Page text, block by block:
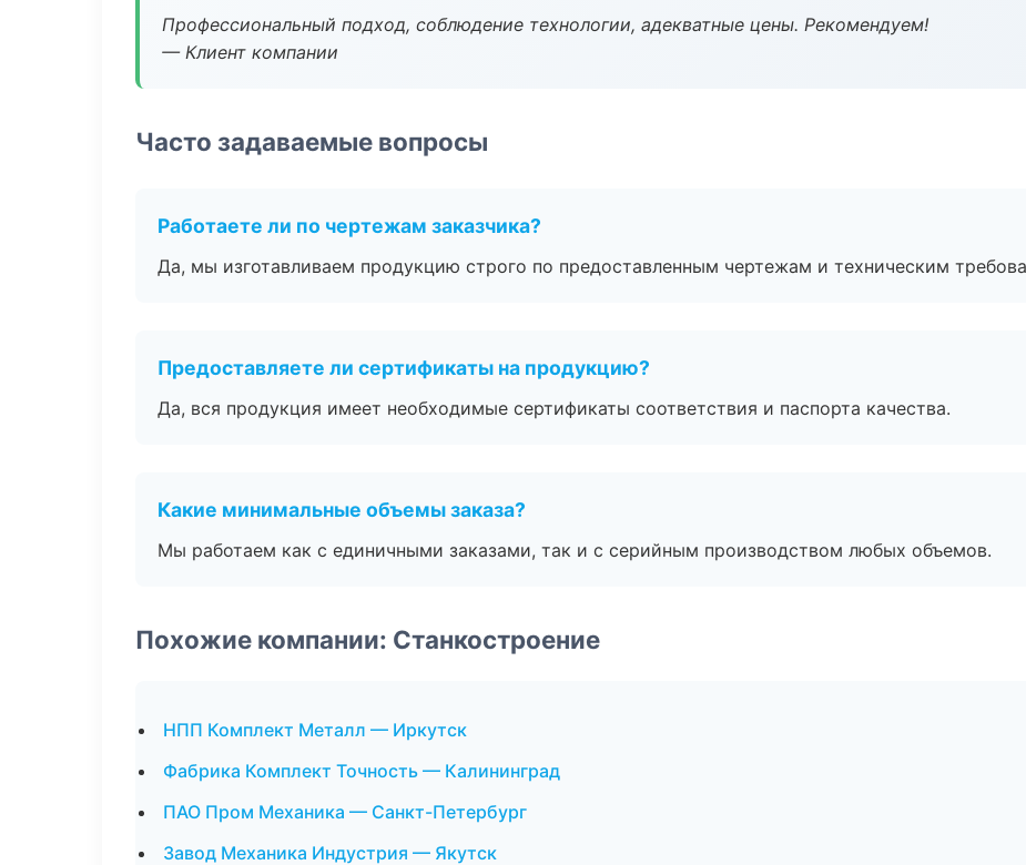
Профессиональный подход, соблюдение технологии, адекватные цены. Рекомендуем!
— Клиент компании
Часто задаваемые вопросы
Работаете ли по чертежам заказчика?
Да, мы изготавливаем продукцию строго по предоставленным чертежам и техническим
Предоставляете ли сертификаты на продукцию?
Да, вся продукция имеет необходимые сертификаты соответствия и паспорта качества.
Какие минимальные объемы заказа?
Мы работаем как с единичными заказами, так и с серийным производством любых объемов.
Похожие компании: Станкостроение
НПП Комплект Металл — Иркутск
Фабрика Комплект Точность — Калининград
ПАО Пром Механика — Санкт-Петербург
Завод Механика Индустрия — Якутск